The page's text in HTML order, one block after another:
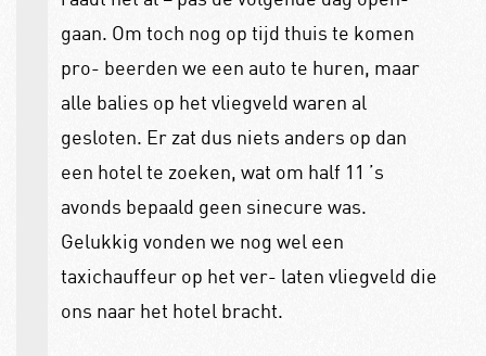
gaan. Om toch nog op tijd thuis te komen
pro- beerden we een auto te huren, maar
alle balies op het vliegveld waren al
gesloten. Er zat dus niets anders op dan
een hotel te zoeken, wat om half 11 ’s
avonds bepaald geen sinecure was.
Gelukkig vonden we nog wel een
taxichauffeur op het ver- laten vliegveld die
ons naar het hotel bracht.